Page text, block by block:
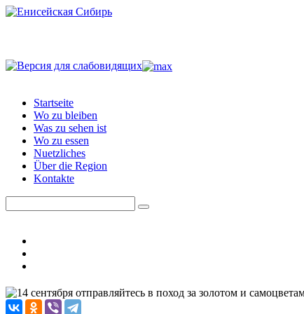
Startseite
Wo zu bleiben
Was zu sehen ist
Wo zu essen
Nuetzliches
Über die Region
Kontakte